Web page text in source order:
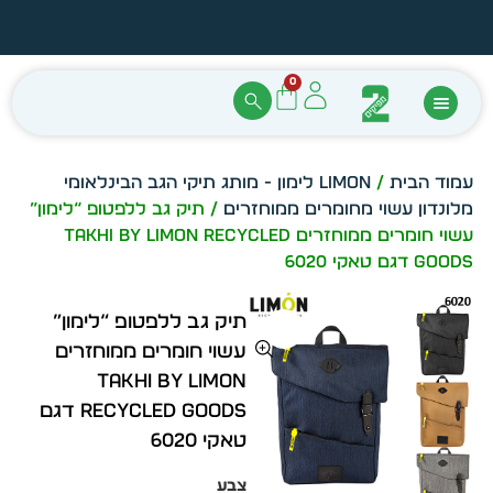
0
עמוד הבית /
LIMON לימון - מותג תיקי הגב הבינלאומי
מלונדון עשוי מחומרים ממוחזרים / תיק גב ללפטופ “לימון”
עשוי חומרים ממוחזרים TAKHI by LIMON RECYCLED
GOODS דגם טאקי 6020
תיק גב ללפטופ “לימון”
עשוי חומרים ממוחזרים
TAKHI by LIMON
RECYCLED GOODS דגם
טאקי 6020
צבע